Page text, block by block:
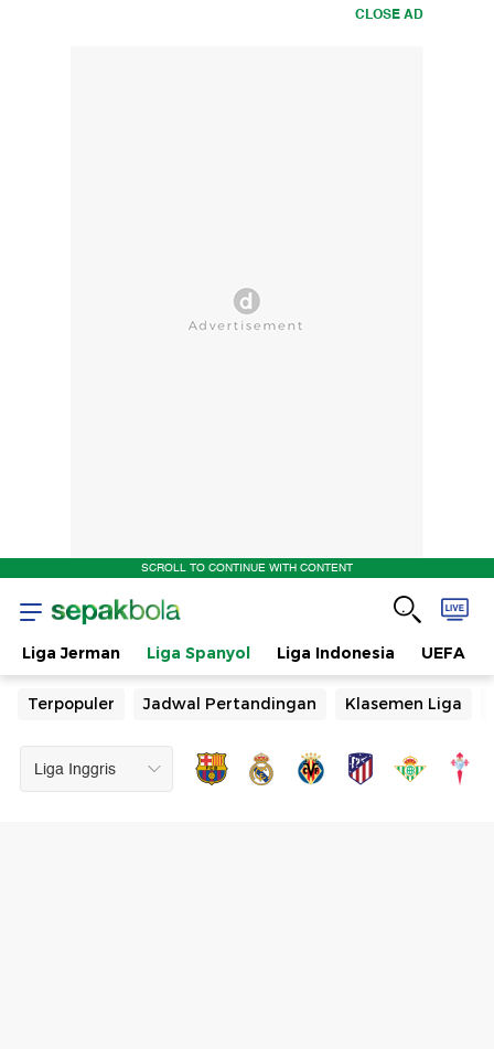
CLOSE AD
SCROLL TO CONTINUE WITH CONTENT
Liga Jerman Liga Spanyol Liga Indonesia UEFA
Terpopuler Jadwal Pertandingan Klasemen Liga